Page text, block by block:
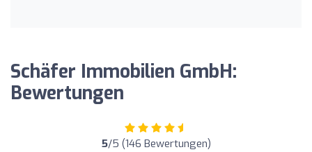
Schäfer Immobilien GmbH:
Bewertungen
5/5 (146 Bewertungen)